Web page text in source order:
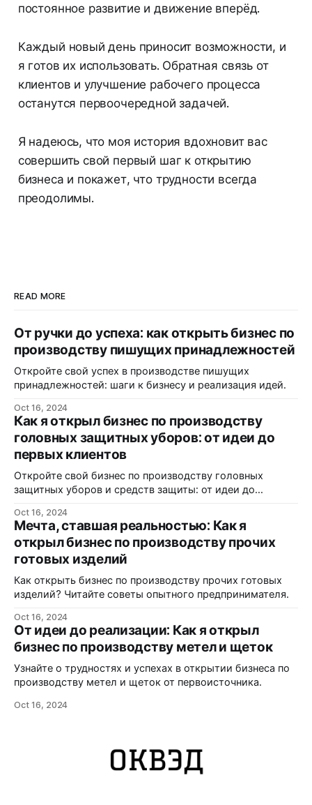
постоянное развитие и движение вперёд.
Каждый новый день приносит возможности, и
я готов их использовать. Обратная связь от
клиентов и улучшение рабочего процесса
останутся первоочередной задачей.
Я надеюсь, что моя история вдохновит вас
совершить свой первый шаг к открытию
бизнеса и покажет, что трудности всегда
преодолимы.
READ MORE
От ручки до успеха: как открыть бизнес по
производству пишущих принадлежностей
Откройте свой успех в производстве пишущих
принадлежностей: шаги к бизнесу и реализация идей.
Oct 16, 2024
Как я открыл бизнес по производству
головных защитных уборов: от идеи до
первых клиентов
Откройте свой бизнес по производству головных
защитных уборов и средств защиты: от идеи до
Oct 16, 2024
Мечта, ставшая реальностью: Как я
открыл бизнес по производству прочих
готовых изделий
Как открыть бизнес по производству прочих готовых
изделий? Читайте советы опытного предпринимателя.
Oct 16, 2024
От идеи до реализации: Как я открыл
бизнес по производству метел и щеток
Узнайте о трудностях и успехах в открытии бизнеса по
производству метел и щеток от первоисточника.
Oct 16, 2024